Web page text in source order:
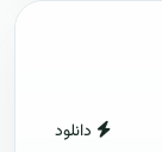
دانلود